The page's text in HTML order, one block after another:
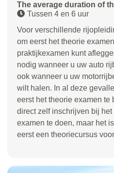
The average duration of
Tussen 4 en 6 uur
Voor verschillende
om eerst het theorie
praktijkexamen kunt
nodig wanneer u uw auto
ook wanneer u uw
wilt halen. In al deze
eerst het theorie examen te
direct zelf inschrijven bij
examen te doen, maar het
eerst een theoriecursus